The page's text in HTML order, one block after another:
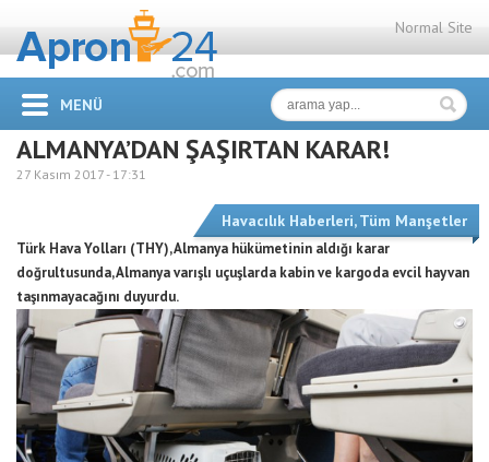
Normal Site
MENÜ
ALMANYA’DAN ŞAŞIRTAN KARAR!
27 Kasım 2017 - 17:31
Havacılık Haberleri,Tüm Manşetler
Türk Hava Yolları (THY), Almanya hükümetinin aldığı karar
doğrultusunda, Almanya varışlı uçuşlarda kabin ve kargoda evcil hayvan
taşınmayacağını duyurdu.